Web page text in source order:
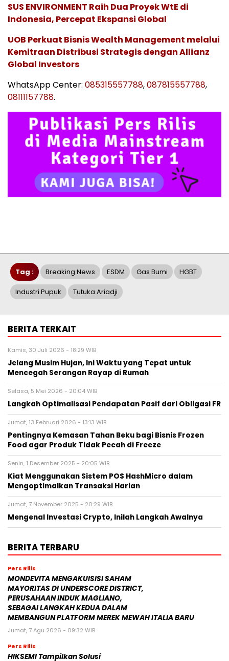
SUS ENVIRONMENT Raih Dua Proyek WtE di
Indonesia, Percepat Ekspansi Global
UOB Perkuat Bisnis Wealth Management melalui
Kemitraan Distribusi Strategis dengan Allianz
Global Investors
WhatsApp Center: 085315557788,087815557788,
08111157788.
Tag : Breaking News ESDM Gas Bumi HGBT
Industri Pupuk Tutuka Ariadji
BERITA TERKAIT
Kamis, 30 Juli 2026 - 18:29 WIB
Jelang Musim Hujan, Ini Waktu yang Tepat untuk
Mencegah Serangan Rayap di Rumah
Selasa, 5 Mei 2026 - 20:04 WIB
Langkah Optimalisasi Pendapatan Pasif dari Obligasi FR
Jumat, 13 Februari 2026 - 13:13 WIB
Pentingnya Kemasan Tahan Beku bagi Bisnis Frozen
Food agar Produk Tidak Pecah di Freeze
Senin, 1 Desember 2025 - 20:05 WIB
Kiat Menggunakan Sistem POS HashMicro dalam
Mengoptimalkan Transaksi Harian
Jumat, 7 November 2025 - 20:29 WIB
Mengenal Investasi Crypto, Inilah Langkah Awalnya
BERITA TERBARU
Pers Rilis
MONDEVITA MENGAKUISISI SAHAM
MAYORITAS DI UNDERSCORE DISTRICT,
PERUSAHAAN INDUK MAGLIANO,
SEBAGAI LANGKAH KEDUA DALAM
MEMBANGUN PLATFORM MEREK MEWAH ITALIA BARU
Jumat, 7 Agu 2026 - 09:32 WIB
Pers Rilis
HIKSEMI Tampilkan Solusi